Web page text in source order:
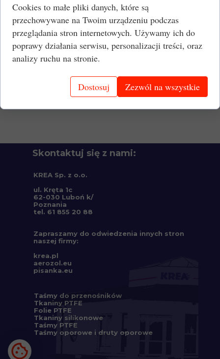
Wykończenie boków:taśma PTFE
Jednostka:szt.
Cena brutto:1405,48 PLN
przenośników?
Zadzwoń - 61/855-20-88.
Skontaktuj się z nami:
KREA Sp. z o.o.
ul. Kręta 1c
62-030 Luboń k/
Poznania
tel. 61 855 20 88
Taśmy do przenośników
Tkaniny PTFE
Folie PTFE
Tkaniny silikonowe
Taśmy PTFE
Taśmy oporowe i druty oporowe
Zapraszamy do odwiedzenia innych stron
naszej firmy:
krea.pl
aerozol.eu
pisanka.eu
Cookies to małe pliki danych, które są
przechowywane na Twoim urządzeniu podczas
przeglądania stron internetowych. Używamy ich do
poprawy działania serwisu, personalizacji treści, oraz
analizy ruchu na stronie.
Dostosuj Zezwól na wszystkie